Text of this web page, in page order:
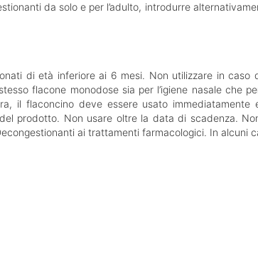
da solo e per l’adulto, introdurre
di età inferiore ai 6 mesi. Non utilizzare in
flacone monodose sia per l’igiene nasale che
il flaconcino deve essere usato immediatamente
prodotto. Non usare oltre la data di scadenza.
ai trattamenti farmacologici. In alcuni